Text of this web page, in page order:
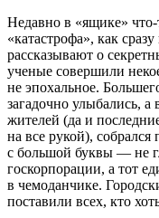
Недавно в «ящике»
«катастрофа», как
рассказывают о
ученые совершили
не эпохальное.
загадочно улыбались,
жителей (да и
на все рукой), собрался
с большой буквы — не
госкорпорации, а тот
в чемоданчике.
поставили всех, кто